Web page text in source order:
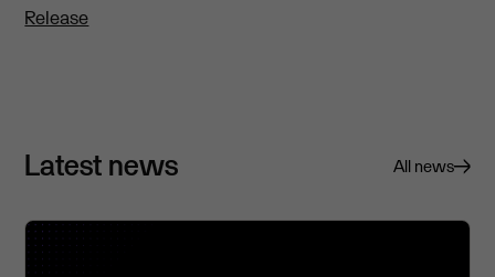
Release
Latest news All news